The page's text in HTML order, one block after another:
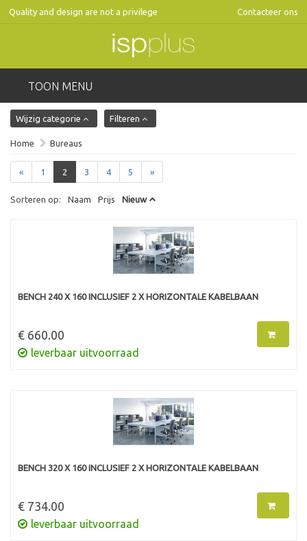
Quality and design are not a privilege Contacteer ons
TOON MENU
Wijzig categorie Filteren
Home Bureaus
« 1 2 3 4 5 »
Sorteren op: Naam Prijs Nieuw
BENCH 240 X 160 INCLUSIEF 2 X HORIZONTALE KABELBAAN
€ 660.00
leverbaar uitvoorraad
BENCH 320 X 160 INCLUSIEF 2 X HORIZONTALE KABELBAAN
€ 734.00
leverbaar uitvoorraad